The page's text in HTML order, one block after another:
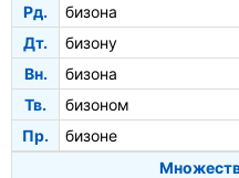
Рд.
бизона
Дт.
бизону
Вн.
бизона
Тв.
бизоном
Пр.
бизоне